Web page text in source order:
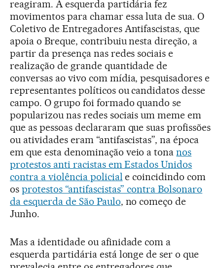
reagiram. A esquerda partidária fez
movimentos para chamar essa luta de sua. O
Coletivo de Entregadores Antifascistas, que
apoia o Breque, contribuiu nesta direção, a
partir da presença nas redes sociais e
realização de grande quantidade de
conversas ao vivo com mídia, pesquisadores e
representantes políticos ou candidatos desse
campo. O grupo foi formado quando se
popularizou nas redes sociais um meme em
que as pessoas declararam que suas profissões
ou atividades eram “antifascistas”, na época
em que esta denominação veio a tonanos
protestos anti racistas em Estados Unidos
contra a violência policial e coincidindo com
os protestos “antifascistas” contra Bolsonaro
da esquerda de São Paulo, no começo de
Junho.
Mas a identidade ou afinidade com a
esquerda partidária está longe de ser o que